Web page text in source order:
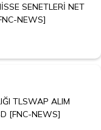
SENETLERİ NET
NEWS]
TLSWAP ALIM
[FNC-NEWS]